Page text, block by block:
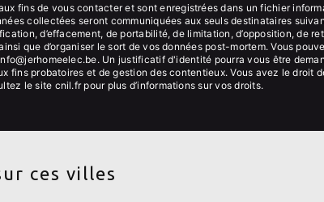
fins de vous contacter et sont enregistrées dans un fichier
collectées seront communiquées aux seuls destinataires
d’effacement, de portabilité, de limitation, d’opposition, de
que d’organiser le sort de vos données post-mortem. Vous
Un justificatif d'identité pourra vous être
fins probatoires et de gestion des contentieux. Vous avez le droit
le site cnil.fr pour plus d’informations sur vos droits.
ces villes